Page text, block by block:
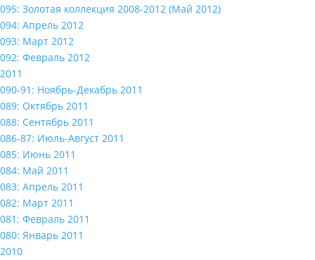
095: Золотая коллекция 2008-2012 (Май 2012)
094: Апрель 2012
093: Март 2012
092: Февраль 2012
2011
090-91: Ноябрь-Декабрь 2011
089: Октябрь 2011
088: Сентябрь 2011
086-87: Июль-Август 2011
085: Июнь 2011
084: Май 2011
083: Апрель 2011
082: Март 2011
081: Февраль 2011
080: Январь 2011
2010